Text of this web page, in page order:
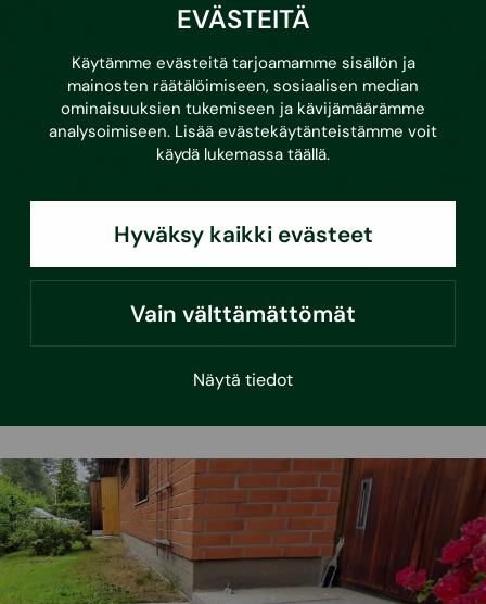
EVÄSTEITÄ
Käytämme evästeitä tarjoamamme sisällön ja
mainosten räätälöimiseen, sosiaalisen median
ominaisuuksien tukemiseen ja kävijämäärämme
analysoimiseen. Lisää evästekäytänteistämme voit
käydä lukemassa täällä.
Hyväksy kaikki evästeet
Vain välttämättömät
Näytä tiedot
Asumisvinkit Oppaat
Pientalojen historiaopas tiivistää
pientalojen ongelmakohdat
Suomalaisilla pientaloilla on kirjava ja monipuolinen